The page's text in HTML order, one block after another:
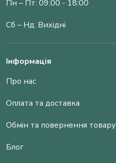
Пн – Пт: 09:00 - 18:00
Сб – Нд: Вихідні
Інформація
Про нас
Оплата та доставка
Обмін та повернення товару
Блог